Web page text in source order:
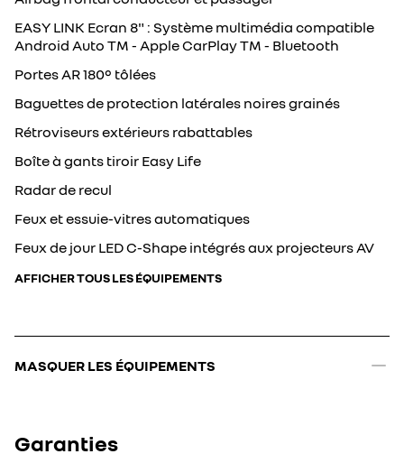
MASQUER LES ÉQUIPEMENTS
EASY LINK Ecran 8" : Système multimédia compatible
Android Auto TM - Apple CarPlay TM - Bluetooth
Portes AR 180° tôlées
Baguettes de protection latérales noires grainés
Rétroviseurs extérieurs rabattables
Boîte à gants tiroir Easy Life
Radar de recul
Feux et essuie-vitres automatiques
Feux de jour LED C-Shape intégrés aux projecteurs AV
AFFICHER TOUS LES ÉQUIPEMENTS
Garanties